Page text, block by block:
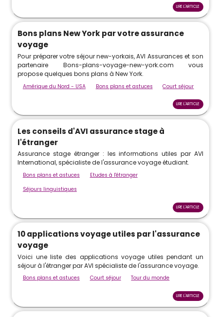
LIRE L'ARTICLE
Bons plans New York par votre assurance
voyage
Pour préparer votre séjour new-yorkais, AVI Assurances et son
partenaire Bons-plans-voyage-new-york.com vous
propose quelques bons plans à New York.
Amérique du Nord - USA Bons plans et astuces Court séjour
LIRE L'ARTICLE
Les conseils d'AVI assurance stage à
l'étranger
Assurance stage étranger : les informations utiles par AVI
International, spécialiste de l'assurance voyage étudiant.
Bons plans et astuces
Etudes à l'étranger
Séjours linguistiques
LIRE L'ARTICLE
10 applications voyage utiles par l'assurance
voyage
Voici une liste des applications voyage utiles pendant un
séjour à l'étranger par AVI spécialiste de l'assurance voyage.
Bons plans et astuces Court séjour Tour du monde
LIRE L'ARTICLE